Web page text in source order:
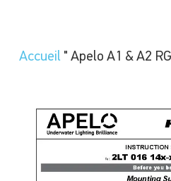
Accueil" Apelo A1 & A2